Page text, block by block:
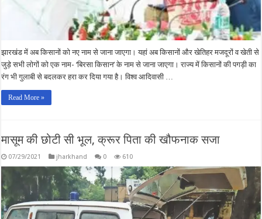
झारखंड में अब किसानों को नए नाम से जाना जाएगा। यहां अब किसानों और खेतिहर मजदूरों व खेती से
जुड़े सभी लोगों को एक नाम- ‘बिरसा किसान’ के नाम से जाना जाएगा। राज्य में किसानों की पगड़ी का
रंग भी गुलाबी से बदलकर हरा कर दिया गया है। विश्व आदिवासी …
Read More »
मासूम की छोटी सी भूल, क्रूर पिता की खौफनाक सजा
07/29/2021 jharkhand 0 610